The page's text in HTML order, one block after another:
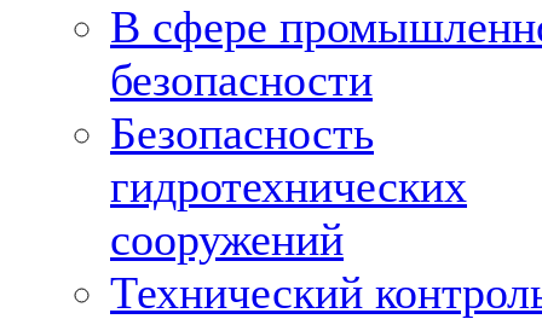
В сфере
безопасности
Безопасность
гидротехнических
сооружений
Технический